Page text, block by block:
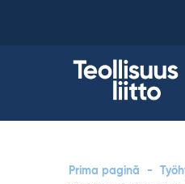
Prima pagină -